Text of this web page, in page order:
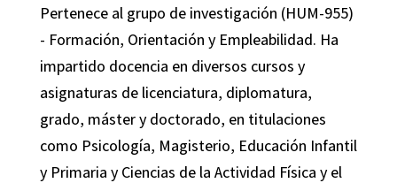
Pertenece al grupo de investigación (HUM-955)
- Formación, Orientación y Empleabilidad. Ha
impartido docencia en diversos cursos y
asignaturas de licenciatura, diplomatura,
grado, máster y doctorado, en titulaciones
como Psicología, Magisterio, Educación Infantil
y Primaria y Ciencias de la Actividad Física y el